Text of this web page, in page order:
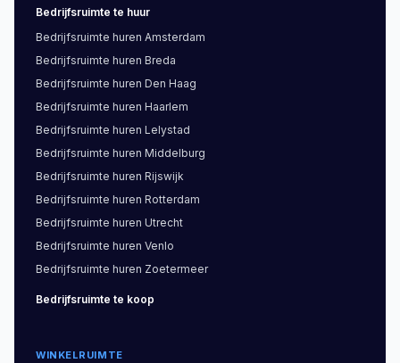
Bedrijfsruimte te huur
Bedrijfsruimte huren Amsterdam
Bedrijfsruimte huren Breda
Bedrijfsruimte huren Den Haag
Bedrijfsruimte huren Haarlem
Bedrijfsruimte huren Lelystad
Bedrijfsruimte huren Middelburg
Bedrijfsruimte huren Rijswijk
Bedrijfsruimte huren Rotterdam
Bedrijfsruimte huren Utrecht
Bedrijfsruimte huren Venlo
Bedrijfsruimte huren Zoetermeer
Bedrijfsruimte te koop
WINKELRUIMTE